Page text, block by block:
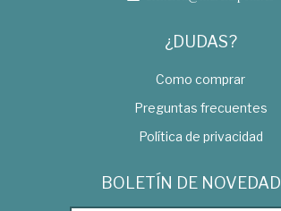
¿DUDAS?
Como comprar
Preguntas frecuentes
Política de privacidad
BOLETÍN DE